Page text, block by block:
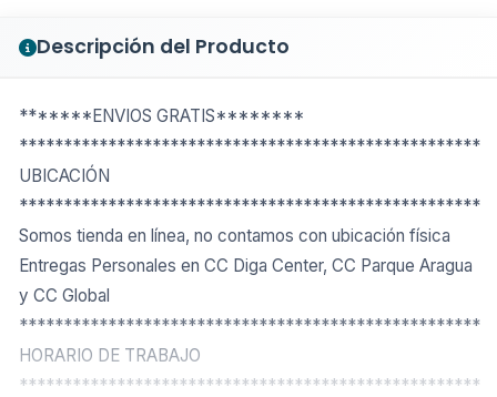
Descripción del Producto
*******ENVIOS GRATIS********
****************************************************
UBICACIÓN
****************************************************
Somos tienda en línea, no contamos con ubicación física
Entregas Personales en CC Diga Center, CC Parque Aragua
y CC Global
****************************************************
HORARIO DE TRABAJO
****************************************************